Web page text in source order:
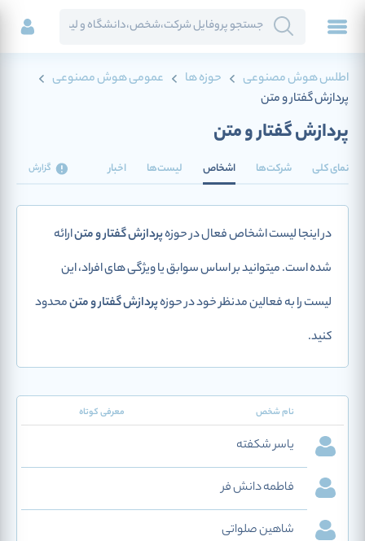
اطلس هوش مصنوعی حوزه ها
عمومی هوش مصنوعی
پردازش گفتار و متن
پردازش گفتار و متن
نمای کلی شرکت‌ها اشخاص لیست‌ها اخبار گزارش
در اینجا لیست اشخاص فعال در حوزهپردازش گفتار و متنارائه
شده است. میتوانید بر اساس سوابق یا ویژگی های افراد، این
لیست را به فعالین مدنظر خود در حوزهپردازش گفتار و متنمحدود
کنید.
نام شخص معرفی کوتاه
یاسر شکفته
فاطمه دانش فر
شاهین صلواتی